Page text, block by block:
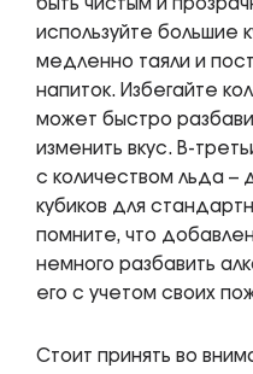
быть чистым и
используйте большие
медленно таяли и
напиток. Избегайте
может быстро
изменить вкус. В-
с количеством льда –
кубиков для
помните, что
немного разбавить
его с учетом своих
Стоит принять во